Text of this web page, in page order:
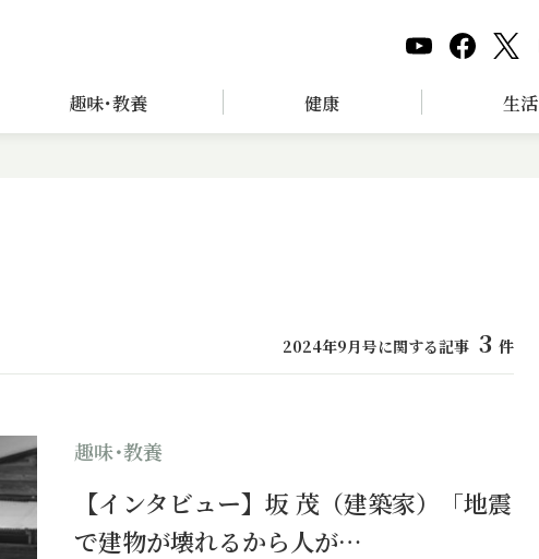
趣味･教養 健康 生活
2024年9月号に関する記事 3 件
趣味･教養
【インタビュー】坂 茂（建築家）「地震
で建物が壊れるから人が…